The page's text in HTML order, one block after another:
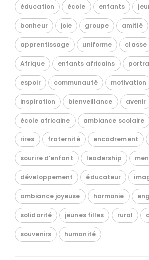
éducation école enfants
bonheur joie groupe amitié
apprentissage uniforme classe
Afrique enfants africains
espoir communauté motivation
inspiration bienveillance avenir
école africaine ambiance scolaire
rires fraternité encadrement
sourire d’enfant leadership
développement éducateur
ambiance joyeuse harmonie
solidarité jeunes filles rural
souvenirs humanité